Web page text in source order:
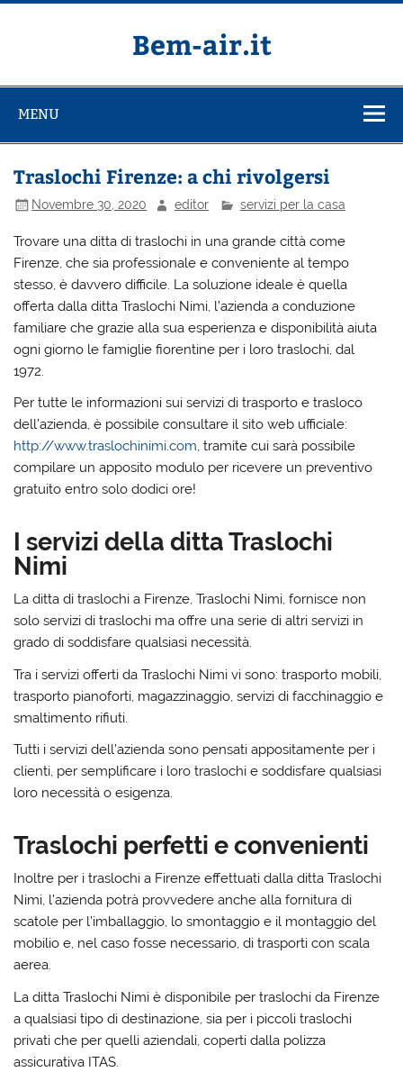
Salta
Bem-air.it
MENU
Traslochi Firenze: a chi rivolgersi
Novembre 30, 2020 editor servizi per la casa
Trovare una ditta di traslochi in una grande città come
Firenze, che sia professionale e conveniente al tempo
stesso, è davvero difficile. La soluzione ideale è quella
offerta dalla ditta Traslochi Nimi, l’azienda a conduzione
familiare che grazie alla sua esperienza e disponibilità aiuta
ogni giorno le famiglie fiorentine per i loro traslochi, dal
1972.
Per tutte le informazioni sui servizi di trasporto e trasloco
dell’azienda, è possibile consultare il sito web ufficiale:
http://www.traslochinimi.com, tramite cui sarà possibile
compilare un apposito modulo per ricevere un preventivo
gratuito entro solo dodici ore!
I servizi della ditta Traslochi
Nimi
La ditta di traslochi a Firenze, Traslochi Nimi, fornisce non
solo servizi di traslochi ma offre una serie di altri servizi in
grado di soddisfare qualsiasi necessità.
Tra i servizi offerti da Traslochi Nimi vi sono: trasporto mobili,
trasporto pianoforti, magazzinaggio, servizi di facchinaggio e
smaltimento rifiuti.
Tutti i servizi dell’azienda sono pensati appositamente per i
clienti, per semplificare i loro traslochi e soddisfare qualsiasi
loro necessità o esigenza.
Traslochi perfetti e convenienti
Inoltre per i traslochi a Firenze effettuati dalla ditta Traslochi
Nimi, l’azienda potrà provvedere anche alla fornitura di
scatole per l’imballaggio, lo smontaggio e il montaggio del
mobilio e, nel caso fosse necessario, di trasporti con scala
aerea.
La ditta Traslochi Nimi è disponibile per traslochi da Firenze
a qualsiasi tipo di destinazione, sia per i piccoli traslochi
privati che per quelli aziendali, coperti dalla polizza
assicurativa ITAS.